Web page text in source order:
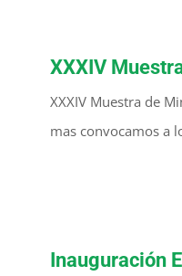
XXXIV
XXXIV Muestra de
mas convocamos a
Inauguración